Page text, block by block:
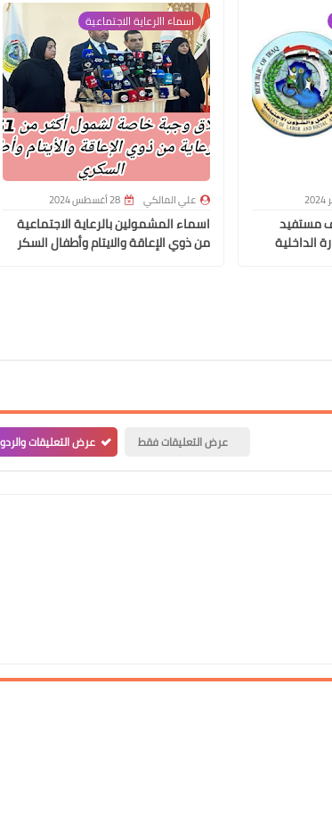
مباشرة 12 ألف مستفيد
الداخلية
اسماء االرعاية الاجتماعية
علي المالكي 28 أغسطس 2024
اسماء المشمولين بالرعاية الاجتماعية
من ذوي الإعاقة والايتام وأطفال السكر
عرض التعليقات فقط عرض التعليقات
علي المالكي
11 مايو 2022
10 مايو 2022